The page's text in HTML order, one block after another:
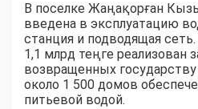
В поселке Жаңақорған
введена в эксплуатацию
станция и подводящая
1,1 млрд теңге реализован
возвращенных государству
около 1 500 домов
питьевой водой.